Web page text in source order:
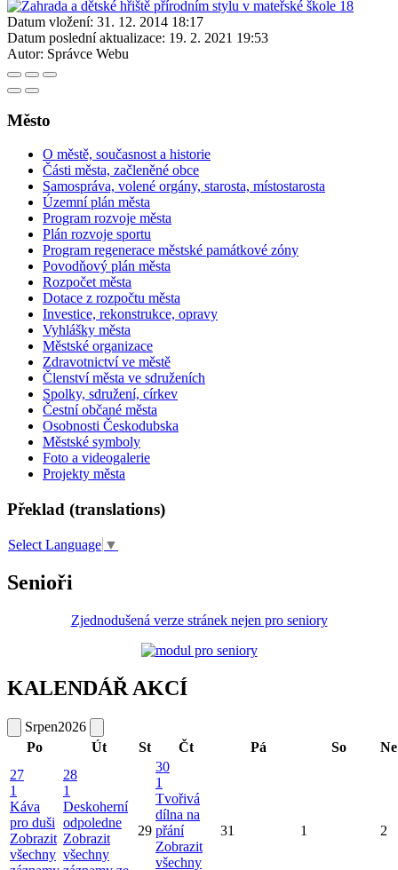
Datum vložení: 31. 12. 2014 18:17
Datum poslední aktualizace: 19. 2. 2021 19:53
Autor: Správce Webu
Město
O městě, současnost a historie
Části města, začleněné obce
Samospráva, volené orgány, starosta, místostarosta
Územní plán města
Program rozvoje města
Plán rozvoje sportu
Program regenerace městské památkové zóny
Povodňový plán města
Rozpočet města
Dotace z rozpočtu města
Investice, rekonstrukce, opravy
Vyhlášky města
Městské organizace
Zdravotnictví ve městě
Členství města ve sdruženích
Spolky, sdružení, církev
Čestní občané města
Osobnosti Českodubska
Městské symboly
Foto a videogalerie
Projekty města
Překlad (translations)
Select Language ▼
Senioři
Zjednodušená verze stránek nejen pro seniory
KALENDÁŘ AKCÍ
Srpen2026
Po
Út St Čt Pá So
Ne
27
1
Káva
pro duši
Zobrazit
všechny
28
1
Deskoherní
odpoledne
Zobrazit
všechny
29
30
1
Tvořivá
dílna na
přání
Zobrazit
všechny
31 1 2